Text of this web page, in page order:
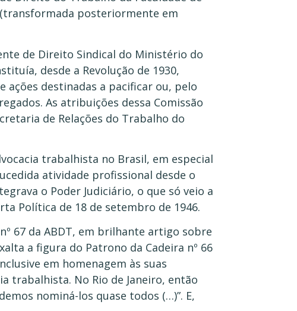
posteriormente em
de Direito Sindical do Ministério do
desde a Revolução de 1930,
destinadas a pacificar ou, pelo
As atribuições dessa Comissão
de Relações do Trabalho do
trabalhista no Brasil, em especial
atividade profissional desde o
o Poder Judiciário, o que só veio a
Política de 18 de setembro de 1946.
67 da ABDT, em brilhante artigo sobre
a figura do Patrono da Cadeira nº 66
em homenagem às suas
trabalhista. No Rio de Janeiro, então
nominá-los quase todos (…)”. E,